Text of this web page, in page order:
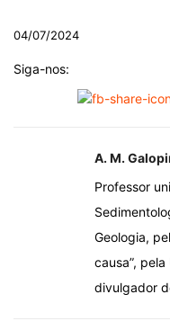
04/07/2024
Siga-nos:
A. M.
Professor
Geologia,
causa”,
divulgador